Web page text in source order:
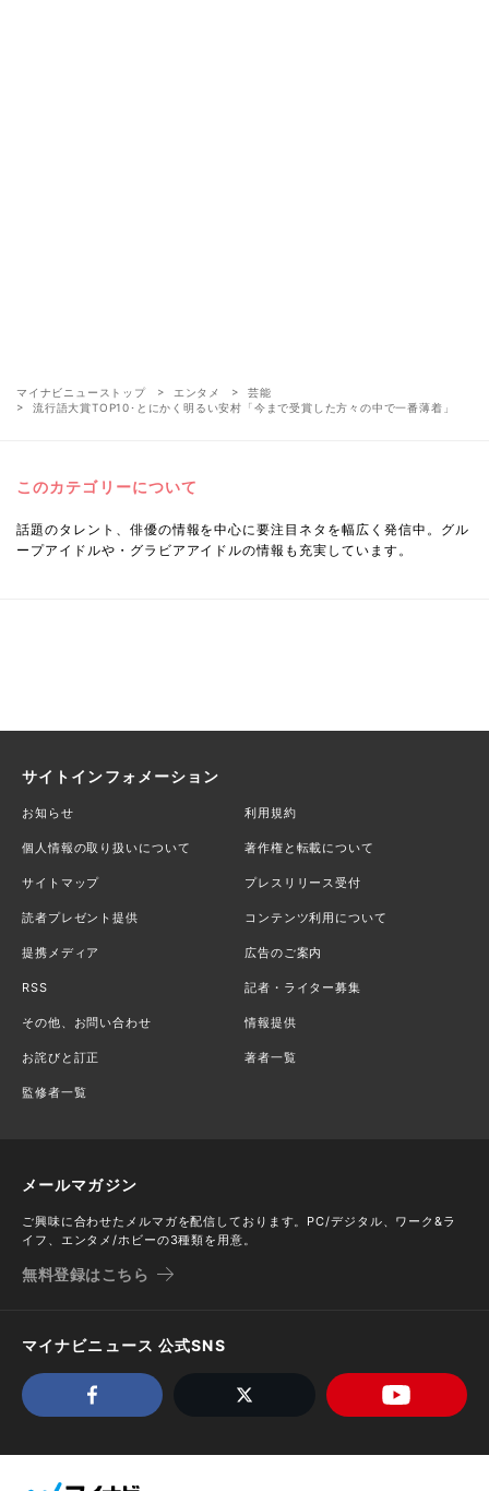
マイナビニューストップ エンタメ
芸能
流行語大賞TOP10･とにかく明るい安村「今まで受賞した方々の中で一番薄着」
このカテゴリーについて
話題のタレント、俳優の情報を中心に要注目ネタを幅広く発信中。グル
ープアイドルや・グラビアアイドルの情報も充実しています。
サイトインフォメーション
お知らせ 利用規約
個人情報の取り扱いについて 著作権と転載について
サイトマップ プレスリリース受付
読者プレゼント提供 コンテンツ利用について
提携メディア 広告のご案内
RSS 記者・ライター募集
その他、お問い合わせ 情報提供
お詫びと訂正 著者一覧
監修者一覧
メールマガジン
ご興味に合わせたメルマガを配信しております。PC/デジタル、ワーク&ラ
イフ、エンタメ/ホビーの3種類を用意。
無料登録はこちら
マイナビニュース 公式SNS